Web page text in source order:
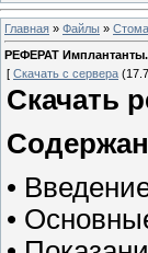
Главная » Файлы »
РЕФЕРАТ Имплантанты.
[ Скачать с сервера
Скачать
•
•